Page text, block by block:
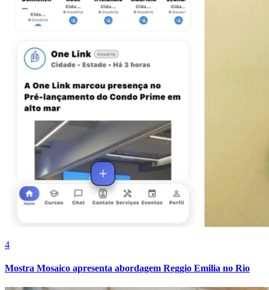
Cruzeiro
4
Mostra Mosaico apresenta abordagem Reggio Emilia no Rio